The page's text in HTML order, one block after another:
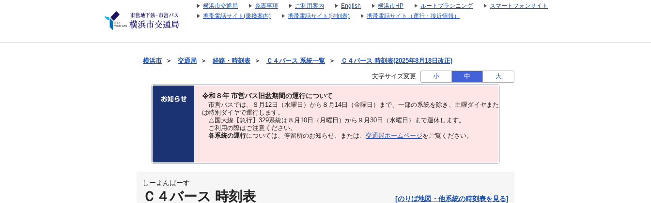
横浜市交通局 免責事項 ご利用案内 English 横浜市HP ルートプランニング
スマートフォンサイト
携帯電話サイト(乗換案内)
携帯電話サイト(時刻表) 携帯電話サイト（運行・接近情報）
横浜市 ＞ 交通局 ＞ 経路・時刻表 ＞ Ｃ４バース 系統一覧 ＞ Ｃ４バース 時刻表(2025年8月18日改正)
文字サイズ変更 小 中 大
令和８年 市営バス旧盆期間の運行について
市営バスでは、８⽉12⽇（水曜日）から８⽉14⽇（金曜日）まで、⼀部の系統を除き、⼟曜ダイヤまた
は特別ダイヤで運⾏します。
△国大線【急行】329系統は８月10日（月曜日）から９月30日（水曜日）まで運休します。
ご利用の際はご注意ください。
各系統の運行については、停留所のお知らせ、または、 交通局ホームページをご覧ください。
しーよんばーす
Ｃ４バース 時刻表 [のりば地図・他系統の時刻表を見る]